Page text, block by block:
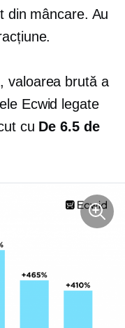
din mâncare. Au
valoarea brută a
Ecwid legate
cu De 6.5 de